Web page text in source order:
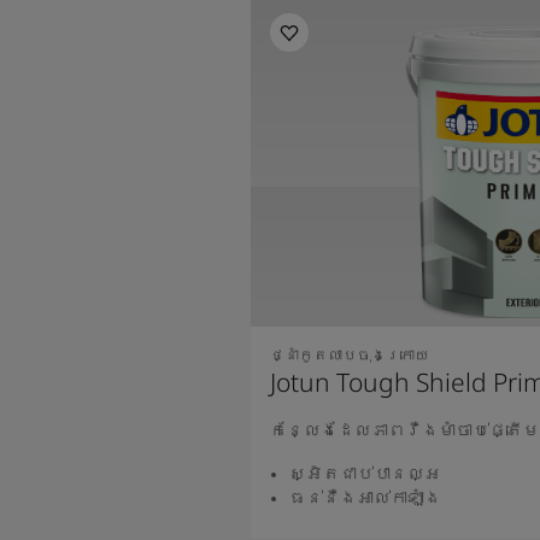
ថ្នាំកូតលាបចុងក្រោយ
Jotun Tough Shield
កន្លែងដែលភាពរឺងមាំចាប់ផ្តើម
ស្អិតជាប់បានល្អ
ធន់នឺងអាល់កាឡាំង